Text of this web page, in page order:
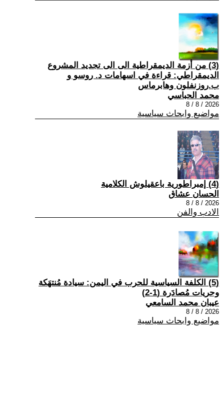
(3) من أزمة الديمقراطية الى الى تجديد المشروع
الديمقراطي: قراءة في اسهامات د. روسو و
ب.روزنفلون وهابرماس
محمد الحباسي
2026 / 8 / 8
مواضيع وابحاث سياسية
(4) إمبراطورية باعقيلوش الكلامية
الحسان عشاق
2026 / 8 / 8
الادب والفن
(5) الكلفة السياسية للحرب في اليمن: سيادة مُنتهَكة
وحريات مُصادَرة (1-2)
عيبان محمد السامعي
2026 / 8 / 8
مواضيع وابحاث سياسية